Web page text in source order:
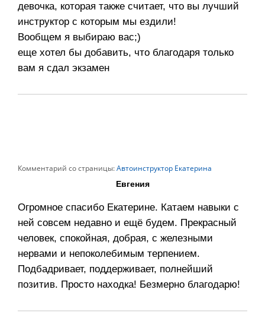
девочка, которая также считает, что вы лучший
инструктор с которым мы ездили!
Вообщем я выбираю вас;)
еще хотел бы добавить, что благодаря только
вам я сдал экзамен
Комментарий со страницы:Автоинструктор Екатерина
Евгения
Огромное спасибо Екатерине. Катаем навыки с
ней совсем недавно и ещё будем. Прекрасный
человек, спокойная, добрая, с железными
нервами и непоколебимым терпением.
Подбадривает, поддерживает, полнейший
позитив. Просто находка! Безмерно благодарю!